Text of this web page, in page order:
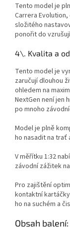
Tento model je
Carrera
složitého
ponořit do
4\. Kvalita a
Tento model je
zaručují dlouhou
ohledem na
NextGen není jen
po mnoho
Model je plně
ho nasadit na trať
V měřítku 1:32
závodní zážitek
Pro zajištění
kontaktní
ho na suchém a
Obsah balení: